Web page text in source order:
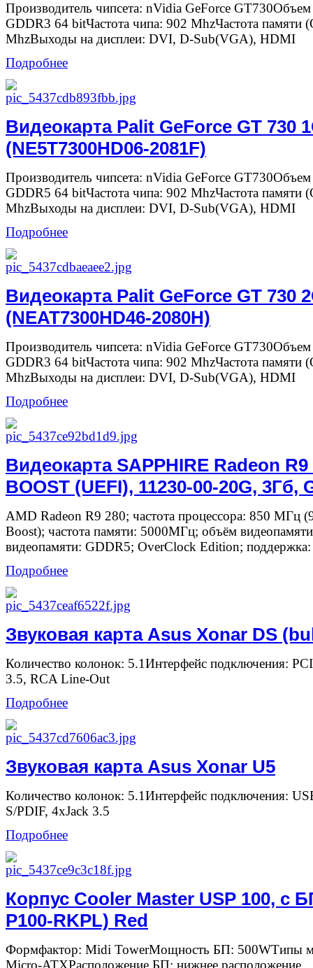
Производитель чипсета: nVidia GeForce
GDDR3 64 bitЧастота чипа: 902 MhzЧастота памяти
MhzВыходы на дисплеи: DVI, D-Sub(VGA), HDMI
Подробнее
Видеокарта Palit GeForce GT 730
(NE5T7300HD06-2081F)
Производитель чипсета: nVidia GeForce
GDDR5 64 bitЧастота чипа: 902 MhzЧастота памяти
MhzВыходы на дисплеи: DVI, D-Sub(VGA), HDMI
Подробнее
Видеокарта Palit GeForce GT 730
(NEAT7300HD46-2080H)
Производитель чипсета: nVidia GeForce
GDDR3 64 bitЧастота чипа: 902 MhzЧастота памяти
MhzВыходы на дисплеи: DVI, D-Sub(VGA), HDMI
Подробнее
Видеокарта SAPPHIRE Radeon R9
BOOST (UEFI), 11230-00-20G, 3Гб,
AMD Radeon R9 280; частота процессора: 850 МГц
Boost); частота памяти: 5000МГц; объём
видеопамяти: GDDR5; OverClock Edition;
Подробнее
Звуковая карта Asus Xonar DS
Количество колонок: 5.1Интерфейс подключения:
3.5, RCA Line-Out
Подробнее
Звуковая карта Asus Xonar U5
Количество колонок: 5.1Интерфейс подключения:
S/PDIF, 4xJack 3.5
Подробнее
Корпус Cooler Master USP 100, с
P100-RKPL) Red
Формфактор: Midi TowerМощность БП: 500WТипы
Micro-ATXРасположение БП: нижнее расположение